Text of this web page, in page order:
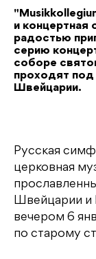
и концертная
радостью
серию
соборе
проходят
Швейцарии.
Русская
церковная
Швейцарии и
вечером 6
по старому